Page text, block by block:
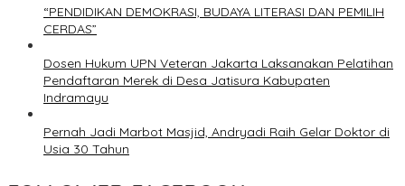
“PENDIDIKAN DEMOKRASI, BUDAYA LITERASI DAN PEMILIH
CERDAS”
Dosen Hukum UPN Veteran Jakarta Laksanakan Pelatihan
Pendaftaran Merek di Desa Jatisura Kabupaten
Indramayu
Pernah Jadi Marbot Masjid, Andryadi Raih Gelar Doktor di
Usia 30 Tahun